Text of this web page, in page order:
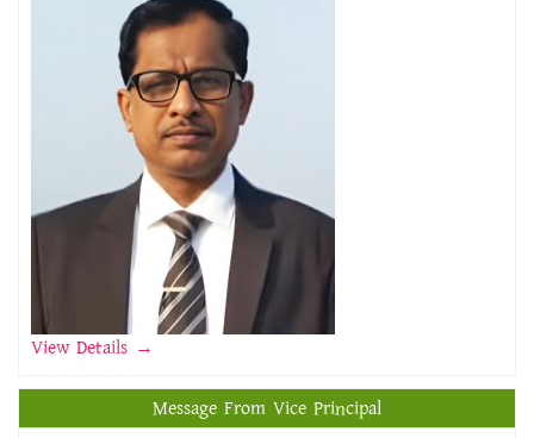
View Details →
Message From Vice Principal